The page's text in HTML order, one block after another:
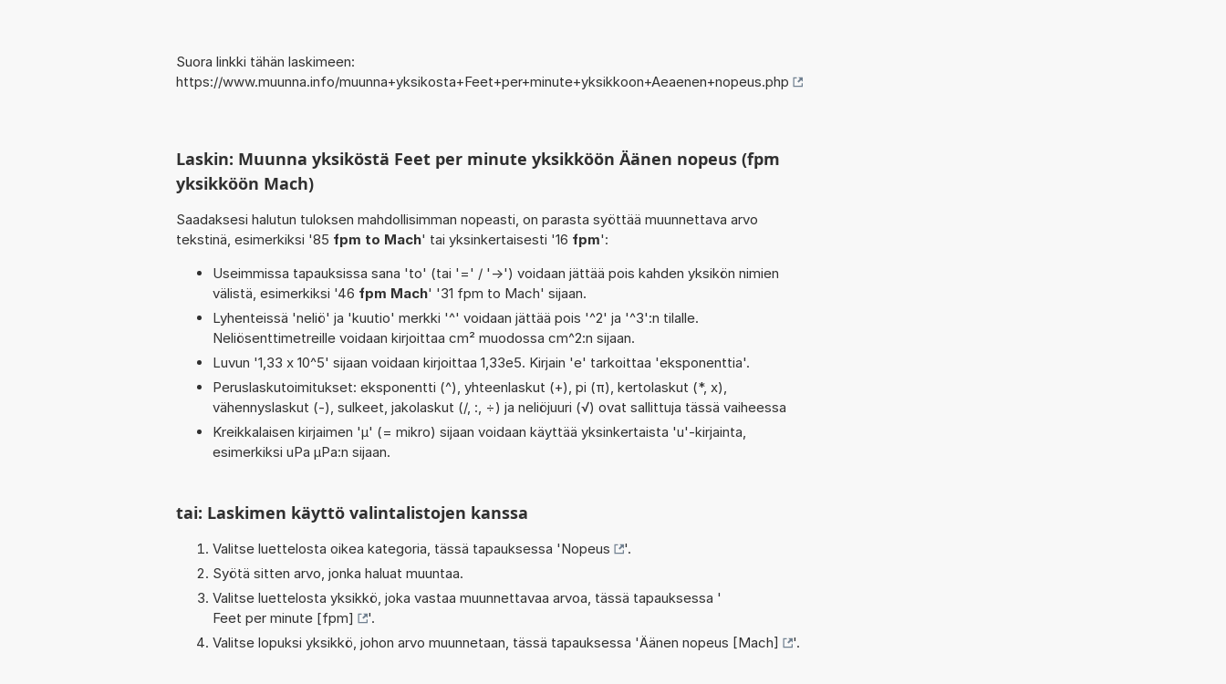
Suora linkki tähän laskimeen:
https://www.muunna.info/muunna+yksikosta+Feet+per+minute+yksikkoon+Aeaenen+nopeus.php
Laskin: Muunna yksiköstä Feet per minute yksikköön Äänen nopeus (fpm
yksikköön Mach)
Saadaksesi halutun tuloksen mahdollisimman nopeasti, on parasta syöttää muunnettava arvo
tekstinä, esimerkiksi '85 fpm to Mach' tai yksinkertaisesti '16 fpm':
Useimmissa tapauksissa sana 'to' (tai '=' / '->') voidaan jättää pois kahden yksikön nimien
välistä, esimerkiksi '46 fpm Mach' '31 fpm to Mach' sijaan.
Lyhenteissä 'neliö' ja 'kuutio' merkki '^' voidaan jättää pois '^2' ja '^3':n tilalle.
Neliösenttimetreille voidaan kirjoittaa cm² muodossa cm^2:n sijaan.
Luvun '1,33 x 10^5' sijaan voidaan kirjoittaa 1,33e5. Kirjain 'e' tarkoittaa 'eksponenttia'.
Peruslaskutoimitukset: eksponentti (^), yhteenlaskut (+), pi (π), kertolaskut (*, x),
vähennyslaskut (-), sulkeet, jakolaskut (/, :, ÷) ja neliöjuuri (√) ovat sallittuja tässä vaiheessa
Kreikkalaisen kirjaimen 'µ' (= mikro) sijaan voidaan käyttää yksinkertaista 'u'-kirjainta,
esimerkiksi uPa µPa:n sijaan.
tai: Laskimen käyttö valintalistojen kanssa
Valitse luettelosta oikea kategoria, tässä tapauksessa 'Nopeus
'.
Syötä sitten arvo, jonka haluat muuntaa.
Valitse luettelosta yksikkö, joka vastaa muunnettavaa arvoa, tässä tapauksessa '
Feet per minute [fpm]
'.
Valitse lopuksi yksikkö, johon arvo muunnetaan, tässä tapauksessa 'Äänen nopeus [Mach] '.